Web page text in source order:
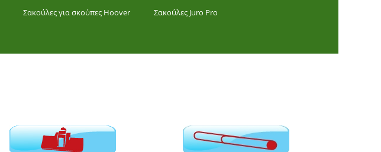
Σακούλες για σκούπες Hoover Σακούλες Juro Pro